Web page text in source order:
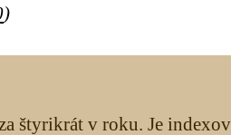
)
štyrikrát v roku. Je